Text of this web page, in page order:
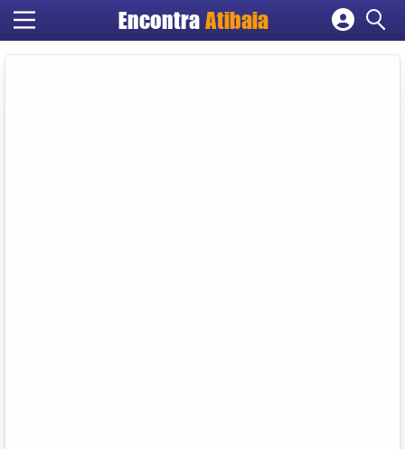
Encontra Atibaia
Cadastrar empresa